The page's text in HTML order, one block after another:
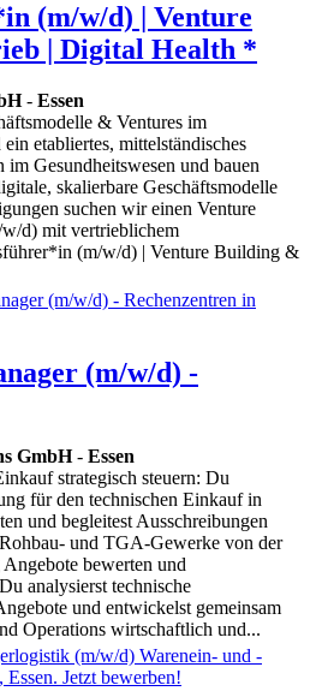
(m/w/d) | Venture
| Digital Health *
- Essen
& Ventures im
etabliertes, mittelständisches
im Gesundheitswesen und bauen
skalierbare Geschäftsmodelle
suchen wir einen Venture
d) mit vertrieblichem
(m/w/d) | Venture Building &
(m/w/d) -
GmbH- Essen
strategisch steuern: Du
für den technischen Einkauf in
und begleitest Ausschreibungen
und TGA-Gewerke von der
bewerten und
analysierst technische
und entwickelst gemeinsam
Operations wirtschaftlich und...